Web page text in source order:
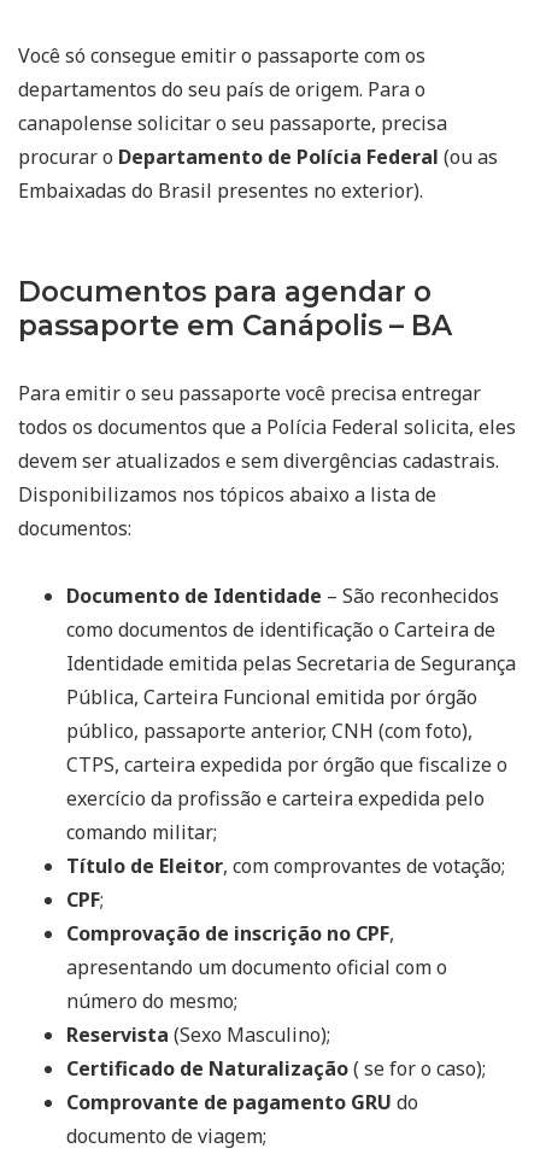
Você só consegue emitir o passaporte com os
departamentos do seu país de origem. Para o
canapolense solicitar o seu passaporte, precisa
procurar o Departamento de Polícia Federal (ou as
Embaixadas do Brasil presentes no exterior).
Documentos para agendar o
passaporte em Canápolis – BA
Para emitir o seu passaporte você precisa entregar
todos os documentos que a Polícia Federal solicita, eles
devem ser atualizados e sem divergências cadastrais.
Disponibilizamos nos tópicos abaixo a lista de
documentos:
Documento de Identidade – São reconhecidos
como documentos de identificação o Carteira de
Identidade emitida pelas Secretaria de Segurança
Pública, Carteira Funcional emitida por órgão
público, passaporte anterior, CNH (com foto),
CTPS, carteira expedida por órgão que fiscalize o
exercício da profissão e carteira expedida pelo
comando militar;
Título de Eleitor, com comprovantes de votação;
CPF;
Comprovação de inscrição no CPF,
apresentando um documento oficial com o
número do mesmo;
Reservista (Sexo Masculino);
Certificado de Naturalização( se for o caso);
Comprovante de pagamento GRU do
documento de viagem;